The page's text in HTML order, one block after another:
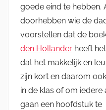
goede eind te hebben.
doorhebben wie de
voorstellen dat de
den Hollander heeft
dat het makkelijk en
zijn kort en daarom
in de klas of om
gaan een hoofdstuk te